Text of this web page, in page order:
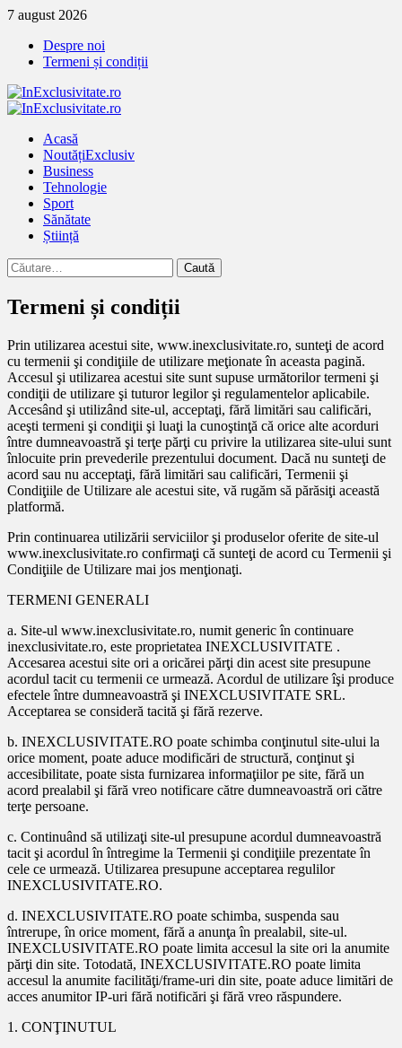
Treci
continut
7 august 2026
Despre noi
Termeni și condiții
Primary
Acasă
NoutățiExclusiv
Business
Tehnologie
Sport
Sănătate
Știință
Caută
după:
Termeni și condiții
Prin utilizarea acestui site, www.inexclusivitate.ro, sunteţi de acord
cu termenii şi condiţiile de utilizare meţionate în aceasta pagină.
Accesul şi utilizarea acestui site sunt supuse următorilor termeni şi
condiţii de utilizare şi tuturor legilor şi regulamentelor aplicabile.
Accesând şi utilizând site-ul, acceptaţi, fără limitări sau calificări,
aceşti termeni şi condiţii şi luaţi la cunoştinţă că orice alte acorduri
între dumneavoastră şi terţe părţi cu privire la utilizarea site-ului sunt
înlocuite prin prevederile prezentului document. Dacă nu sunteţi de
acord sau nu acceptaţi, fără limitări sau calificări, Termenii şi
Condiţiile de Utilizare ale acestui site, vă rugăm să părăsiţi această
platformă.
Prin continuarea utilizării serviciilor şi produselor oferite de site-ul
www.inexclusivitate.ro confirmaţi că sunteţi de acord cu Termenii şi
Condiţiile de Utilizare mai jos menţionaţi.
TERMENI GENERALI
a. Site-ul www.inexclusivitate.ro, numit generic în continuare
inexclusivitate.ro, este proprietatea INEXCLUSIVITATE .
Accesarea acestui site ori a oricărei părţi din acest site presupune
acordul tacit cu termenii ce urmează. Acordul de utilizare îşi produce
efectele între dumneavoastră şi INEXCLUSIVITATE SRL.
Acceptarea se consideră tacită şi fără rezerve.
b. INEXCLUSIVITATE.RO poate schimba conţinutul site-ului la
orice moment, poate aduce modificări de structură, conţinut şi
accesibilitate, poate sista furnizarea informaţiilor pe site, fără un
acord prealabil şi fără vreo notificare către dumneavoastră ori către
terţe persoane.
c. Continuând să utilizaţi site-ul presupune acordul dumneavoastră
tacit şi acordul în întregime la Termenii şi condiţiile prezentate în
cele ce urmează. Utilizarea presupune acceptarea regulilor
INEXCLUSIVITATE.RO.
d. INEXCLUSIVITATE.RO poate schimba, suspenda sau
întrerupe, în orice moment, fără a anunţa în prealabil, site-ul.
INEXCLUSIVITATE.RO poate limita accesul la site ori la anumite
părţi din site. Totodată, INEXCLUSIVITATE.RO poate limita
accesul la anumite facilităţi/frame-uri din site, poate aduce limitări de
acces anumitor IP-uri fără notificări şi fără vreo răspundere.
1. CONŢINUTUL